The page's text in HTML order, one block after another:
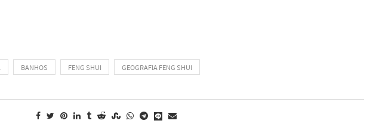
BANHOS FENG SHUI GEOGRAFIA FENG SHUI